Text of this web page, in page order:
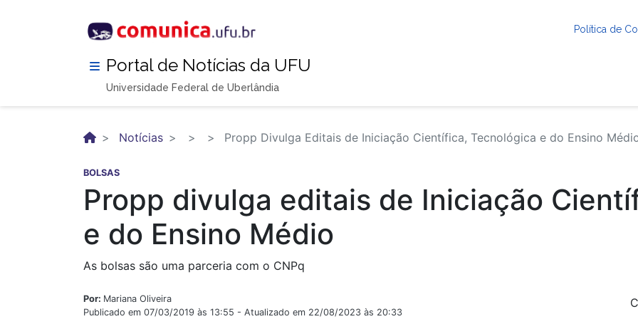
Política de
Portal de Notícias da UFU
Universidade Federal de Uberlândia
Notícias Propp Divulga Editais de Iniciação Científica, Tecnológica e do Ensino
BOLSAS
Propp divulga editais de Iniciação
e do Ensino Médio
As bolsas são uma parceria com o CNPq
Por: Mariana Oliveira
Publicado em 07/03/2019 às 13:55 - Atualizado em 22/08/2023 às 20:33